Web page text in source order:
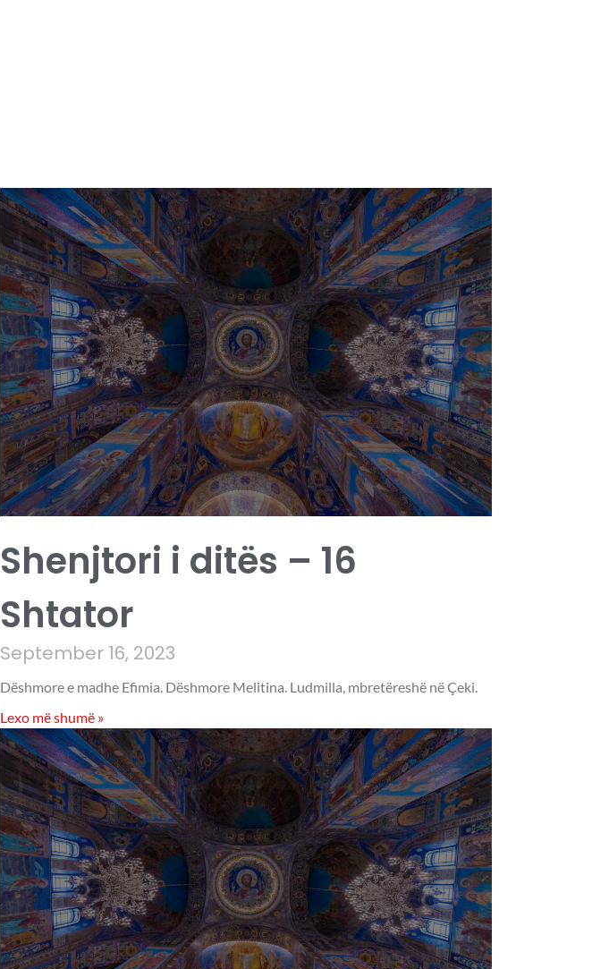
Shenjtori i ditës – 16
Shtator
September 16, 2023
Dëshmore e madhe Efimia. Dëshmore Melitina. Ludmilla, mbretëreshë në Çeki.
Lexo më shumë »